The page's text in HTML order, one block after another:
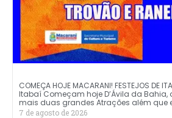
COMEÇA HOJE MACARANI! FESTEJOS DE
Itabaí Começam hoje D’Ávila da
mais duas grandes Atrações além que
7 de agosto de 2026